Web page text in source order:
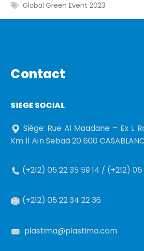
Global Green Event 2023
Contact
SIEGE SOCIAL
Siège: Rue Al Maadane – Ex L
Km 11 Aïn Sebaâ 20 600
(+212) 05 22 35 59 14 / (+212)
(+212) 05 22 34 22 36
plastima@plastima.com